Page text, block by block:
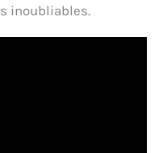
inoubliables.